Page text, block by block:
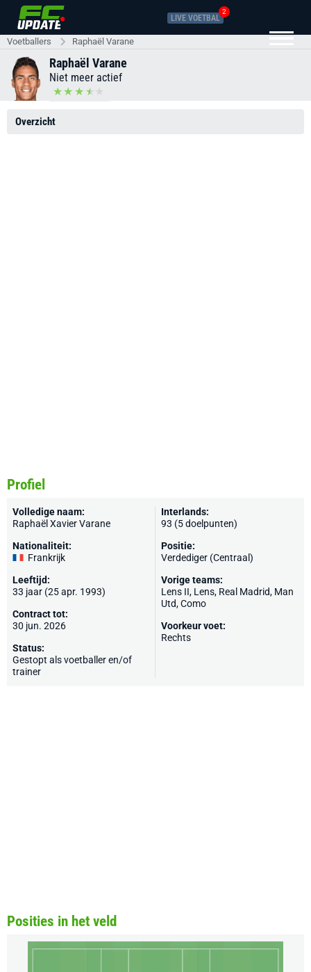
LIVE VOETBAL
2
Voetballers Raphaël Varane
Raphaël Varane
Niet meer actief
Overzicht
Profiel
Volledige naam:
Raphaël Xavier Varane
Nationaliteit:
Frankrijk
Leeftijd:
33 jaar (25 apr. 1993)
Contract tot:
30 jun. 2026
Status:
Gestopt als voetballer en/of
trainer
Interlands:
93 (5 doelpunten)
Positie:
Verdediger (Centraal)
Vorige teams:
Lens II, Lens, Real Madrid, Man
Utd,Como
Voorkeur voet:
Rechts
Posities in het veld